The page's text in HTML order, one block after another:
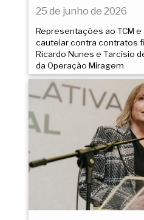
25 de junho de 2026
Representações ao TCM e
cautelar contra contratos
Ricardo Nunes e Tarcísio
da Operação Miragem